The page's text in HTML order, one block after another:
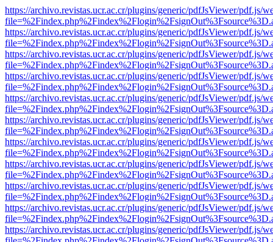
https://archivo.revistas.ucr.ac.cr/plugins/generic/pdfJsViewer/pdf.js/
https://archivo.revistas.ucr.ac.cr/plugins/generic/pdfJsViewer/pdf.js/
https://archivo.revistas.ucr.ac.cr/plugins/generic/pdfJsViewer/pdf.js/
https://archivo.revistas.ucr.ac.cr/plugins/generic/pdfJsViewer/pdf.js/
https://archivo.revistas.ucr.ac.cr/plugins/generic/pdfJsViewer/pdf.js/
https://archivo.revistas.ucr.ac.cr/plugins/generic/pdfJsViewer/pdf.js/
https://archivo.revistas.ucr.ac.cr/plugins/generic/pdfJsViewer/pdf.js/
https://archivo.revistas.ucr.ac.cr/plugins/generic/pdfJsViewer/pdf.js/
https://archivo.revistas.ucr.ac.cr/plugins/generic/pdfJsViewer/pdf.js/
https://archivo.revistas.ucr.ac.cr/plugins/generic/pdfJsViewer/pdf.js/
https://archivo.revistas.ucr.ac.cr/plugins/generic/pdfJsViewer/pdf.js/